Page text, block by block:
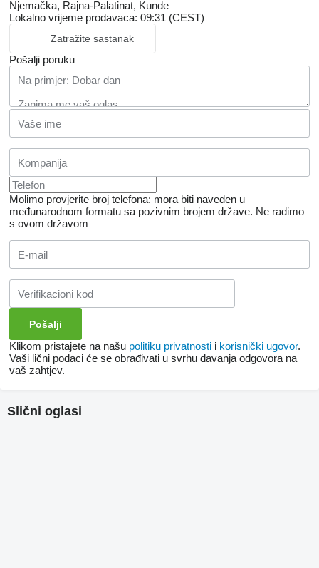
Njemačka, Rajna-Palatinat, Kunde
Lokalno vrijeme prodavaca: 09:31 (CEST)
Zatražite sastanak
Pošalji poruku
Molimo provjerite broj telefona: mora biti naveden u
međunarodnom formatu sa pozivnim brojem države. Ne radimo
s ovom državom
Klikom pristajete na našu politiku privatnosti i korisnički ugovor.
Vaši lični podaci će se obrađivati ​​u svrhu davanja odgovora na
vaš zahtjev.
Slični oglasi